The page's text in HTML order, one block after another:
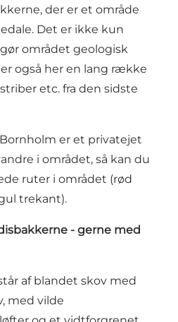
der er et område
Det er ikke kun
området geologisk
også her en lang række
etc. fra den sidste
er et privatejet
i området, så kan du
ruter i området (rød
trekant).
- gerne med
af blandet skov med
med vilde